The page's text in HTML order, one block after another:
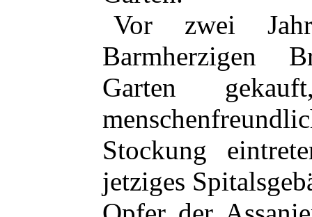
Vor zwei
Barmherzigen
Garten
Stockung
jetziges